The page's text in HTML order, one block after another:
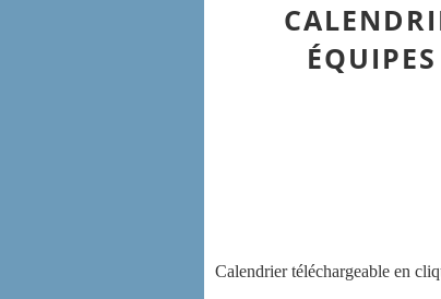
Calendrier téléchargeable en